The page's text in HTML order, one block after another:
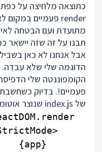
כתוצאה מלחיצה על
מתועדת ועם הבטחה
תבנו על זה שזה יישאר
אבל אנחנו לא כאן
הדוגמה שלי שלא
פעמיים!. בדיוק
של index.js שנוצר אוטומטית עם create-react-app: